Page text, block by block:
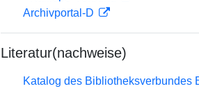
Archivportal-D
Literatur(nachweise)
Katalog des Bibliotheksverbundes